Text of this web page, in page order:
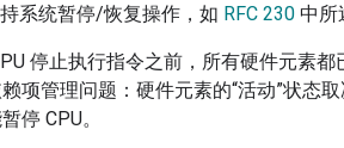
系统暂停/恢复操作，如 RFC 230 中所
停止执行指令之前，所有硬件元素
项管理问题：硬件元素的“活动”状态
停 CPU。